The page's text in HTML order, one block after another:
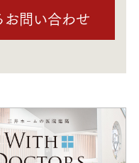
問い合わせ